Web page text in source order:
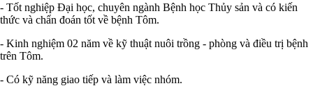
- Tốt nghiệp Đại học, chuyên ngành Bệnh học Thủy sản và có kiến
thức và chẩn đoán tốt về bệnh Tôm.
- Kinh nghiệm 02 năm về kỹ thuật nuôi trồng - phòng và điều trị bệnh
trên Tôm.
- Có kỹ năng giao tiếp và làm việc nhóm.